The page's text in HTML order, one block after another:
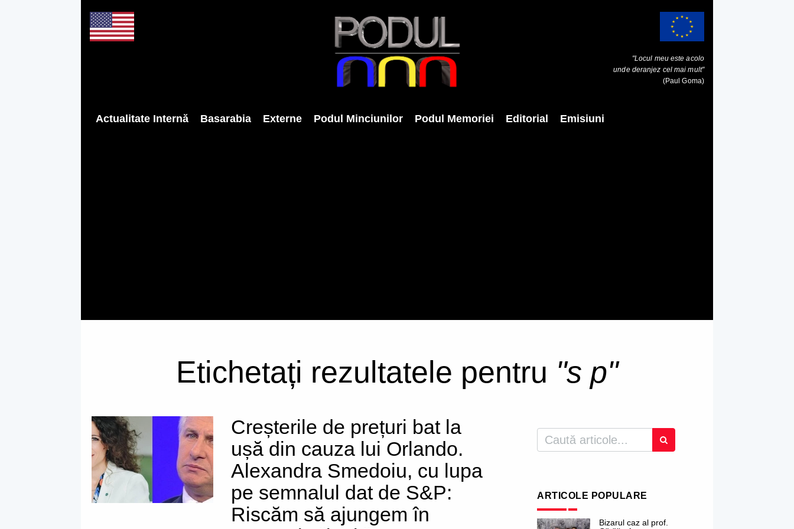
"Locul meu este acolo
unde deranjez cel mai mult"
(Paul Goma)
Actualitate Internă Basarabia Externe Podul Minciunilor Podul Memoriei Editorial Emisiuni
Etichetați rezultatele pentru "s p"
Creșterile de prețuri bat la
ușă din cauza lui Orlando.
Alexandra Smedoiu, cu lupa
pe semnalul dat de S&P:
Riscăm să ajungem în
ARTICOLE POPULARE
Bizarul caz al prof.